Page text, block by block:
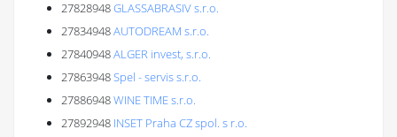
27828948GLASSABRASIV s.r.o.
27834948AUTODREAM s.r.o.
27840948ALGER invest, s.r.o.
27863948Spel - servis s.r.o.
27886948WINE TIME s.r.o.
27892948 INSET Praha CZ spol. s r.o.